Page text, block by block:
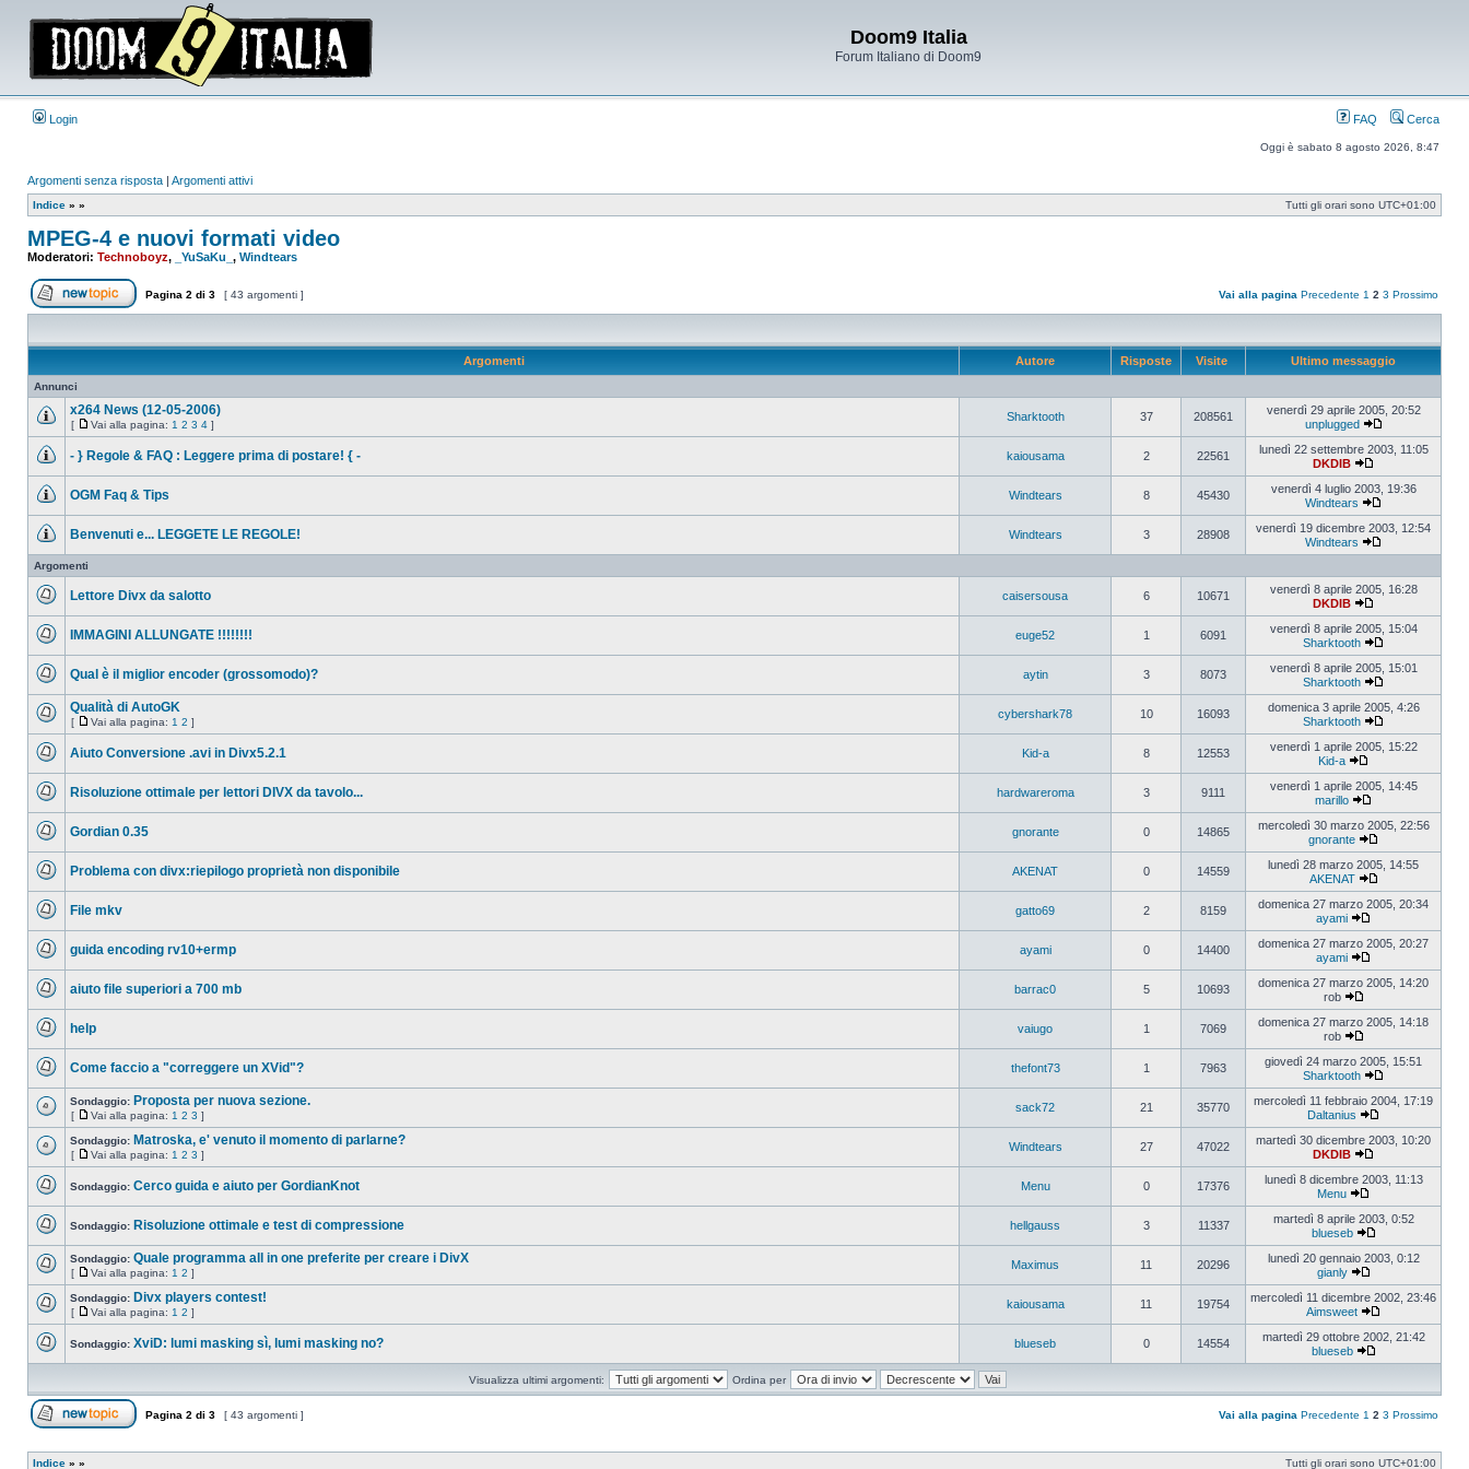
Doom9 Italia
Forum Italiano di Doom9
Login FAQ Cerca
Oggi è sabato 8 agosto 2026, 8:47
Argomenti senza risposta | Argomenti attivi
Indice » » Tutti gli orari sono UTC+01:00
MPEG-4 e nuovi formati video
Moderatori: Technoboyz, _YuSaKu_ , Windtears
Apri un nuovo argomento
Pagina 2 di 3 [ 43 argomenti ] Vai alla pagina Precedente 1 2 3 Prossimo
Argomenti Autore Risposte Visite Ultimo messaggio
Annunci
Nessun
x264 News (12-05-2006)
[
Vai
pagina
Vai alla pagina: 1 2 3 4 ]
Sharktooth 37 208561
venerdì 29 aprile 2005, 20:52
unplugged
Vedi
ultimo
- } Regole & FAQ : Leggere prima di postare! { - kaiousama 2 22561
lunedì 22 settembre 2003, 11:05
DKDIB
Vedi
ultimo
messaggio
OGM Faq & Tips Windtears 8 45430
venerdì 4 luglio 2003, 19:36
Windtears
Vedi
ultimo
messaggio
da
Benvenuti e... LEGGETE LE REGOLE! Windtears 3 28908
venerdì 19 dicembre 2003, 12:54
Windtears
Vedi
messaggio
Argomenti
Lettore Divx da salotto caisersousa 6 10671
venerdì 8 aprile 2005, 16:28
DKDIB
Vedi
ultimo
messaggio
IMMAGINI ALLUNGATE !!!!!!!! euge52 1 6091
venerdì 8 aprile 2005, 15:04
Sharktooth
Vedi
ultimo
messaggio
leggere
Qual è il miglior encoder (grossomodo)? aytin 3 8073
venerdì 8 aprile 2005, 15:01
Sharktooth
Vedi
ultimo
Nessun
Qualità di AutoGK
[
Vai
pagina
Vai alla pagina: 1 2 ]
cybershark78 10 16093
domenica 3 aprile 2005, 4:26
Sharktooth
Vedi
ultimo
Aiuto Conversione .avi in Divx5.2.1 Kid-a 8 12553
venerdì 1 aprile 2005, 15:22
Kid-a
Vedi
ultimo
messaggio
Risoluzione ottimale per lettori DIVX da tavolo... hardwareroma 3 9111
venerdì 1 aprile 2005, 14:45
marillo
Vedi
ultimo
messaggio
Gordian 0.35 gnorante 0 14865
mercoledì 30 marzo 2005, 22:56
gnorante
Vedi
ultimo
Problema con divx:riepilogo proprietà non disponibile AKENAT 0 14559
lunedì 28 marzo 2005, 14:55
AKENAT
Vedi
ultimo
File mkv gatto69 2 8159
domenica 27 marzo 2005, 20:34
ayami
Vedi
ultimo
guida encoding rv10+ermp ayami 0 14400
domenica 27 marzo 2005, 20:27
ayami
Vedi
ultimo
aiuto file superiori a 700 mb barrac0 5 10693
domenica 27 marzo 2005, 14:20
rob
Vedi
ultimo
help vaiugo 1 7069
domenica 27 marzo 2005, 14:18
rob
Vedi
ultimo
messaggio
leggere
Come faccio a "correggere un XVid"? thefont73 1 7963
giovedì 24 marzo 2005, 15:51
Sharktooth
Vedi
ultimo
Nessun
leggere
Sondaggio: Proposta per nuova sezione.
[
Vai
alla
pagina
Vai alla pagina: 1 2 3 ]
sack72 21 35770
mercoledì 11 febbraio 2004, 17:19
Daltanius
Vedi
ultimo
Nessun
Sondaggio: Matroska, e' venuto il momento di parlarne?
[
Vai
pagina
Vai alla pagina: 1 2 3 ]
Windtears 27 47022
martedì 30 dicembre 2003, 10:20
DKDIB
Vedi
ultimo
Sondaggio: Cerco guida e aiuto per GordianKnot Menu 0 17376
lunedì 8 dicembre 2003, 11:13
Menu
Vedi
ultimo
messaggio
leggere
Sondaggio: Risoluzione ottimale e test di compressione hellgauss 3 11337
martedì 8 aprile 2003, 0:52
blueseb
Vedi
ultimo
Nessun
leggere
Sondaggio: Quale programma all in one preferite per creare i DivX
[
Vai
alla
pagina
Vai alla pagina: 1 2 ]
Maximus 11 20296
lunedì 20 gennaio 2003, 0:12
gianly
Vedi
ultimo
messaggio
Nessun
Sondaggio: Divx players contest!
[
Vai
pagina
Vai alla pagina: 1 2 ]
kaiousama 11 19754
mercoledì 11 dicembre 2002, 23:46
Aimsweet
Vedi
ultimo
leggere
Sondaggio: XviD: lumi masking sì, lumi masking no? blueseb 0 14554
martedì 29 ottobre 2002, 21:42
blueseb
Vedi
Visualizza ultimi argomenti: Ordina per
Pagina 2 di 3 [ 43 argomenti ] Vai alla pagina Precedente 1 2 3 Prossimo
Indice » » Tutti gli orari sono UTC+01:00